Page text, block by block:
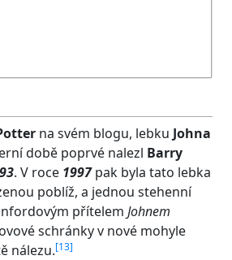
na svém blogu, lebku Johna
době poprvé nalezl Barry
. V roce 1997pak byla tato lebka
poblíž, a jednou stehenní
přítelem Johnem
schránky v nové mohyle
nálezu.[13]